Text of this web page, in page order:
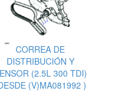
CORREA DE
DISTRIBUCIÓN Y
(2.5L 300 TDI)
(V)MA081992 )